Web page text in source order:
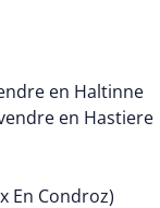
en Haltinne
en Hastiere
En Condroz)